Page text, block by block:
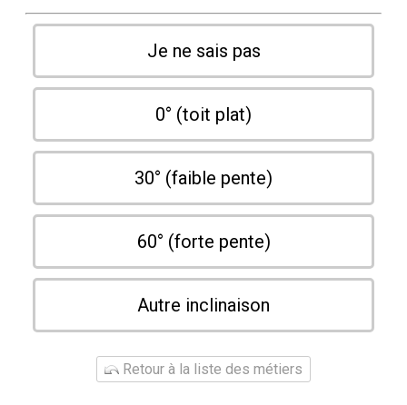
Je ne sais pas
0° (toit plat)
30° (faible pente)
60° (forte pente)
Autre inclinaison
Retour à la liste des métiers